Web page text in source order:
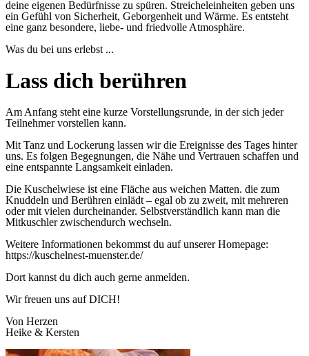
deine eigenen Bedürfnisse zu spüren. Streicheleinheiten geben uns
ein Gefühl von Sicherheit, Geborgenheit und Wärme. Es entsteht
eine ganz besondere, liebe- und friedvolle Atmosphäre.
Was du bei uns erlebst ...
Lass dich berühren
Am Anfang steht eine kurze Vorstellungsrunde, in der sich jeder
Teilnehmer vorstellen kann.
Mit Tanz und Lockerung lassen wir die Ereignisse des Tages hinter
uns. Es folgen Begegnungen, die Nähe und Vertrauen schaffen und
eine entspannte Langsamkeit einladen.
Die Kuschelwiese ist eine Fläche aus weichen Matten. die zum
Knuddeln und Berühren einlädt – egal ob zu zweit, mit mehreren
oder mit vielen durcheinander. Selbstverständlich kann man die
Mitkuschler zwischendurch wechseln.
Weitere Informationen bekommst du auf unserer Homepage:
https://kuschelnest-muenster.de/
Dort kannst du dich auch gerne anmelden.
Wir freuen uns auf DICH!
Von Herzen
Heike & Kersten